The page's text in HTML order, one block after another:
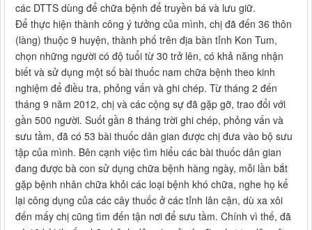
các DTTS dùng để chữa bệnh để truyền bá và lưu giữ.
Để thực hiện thành công ý tưởng của mình, chị đã đến 36 thôn
(làng) thuộc 9 huyện, thành phố trên địa bàn tỉnh Kon Tum,
chọn những người có độ tuổi từ 30 trở lên, có khả năng nhận
biết và sử dụng một số bài thuốc nam chữa bệnh theo kinh
nghiệm để điều tra, phỏng vấn và ghi chép. Từ tháng 2 đến
tháng 9 năm 2012, chị và các cộng sự đã gặp gỡ, trao đổi với
gần 500 người. Suốt gần 8 tháng trời ghi chép, phỏng vấn và
sưu tầm, đã có 53 bài thuốc dân gian được chị đưa vào bộ sưu
tập của mình. Bên cạnh việc tìm hiểu các bài thuốc dân gian
đang được bà con sử dụng chữa bệnh hàng ngày, mỗi lần bắt
gặp bệnh nhân chữa khỏi các loại bệnh khó chữa, nghe họ kể
lại công dụng của các cây thuốc ở các tỉnh lân cận, dù xa xôi
đến mấy chị cũng tìm đến tận nơi để sưu tầm. Chính vì thế, đã